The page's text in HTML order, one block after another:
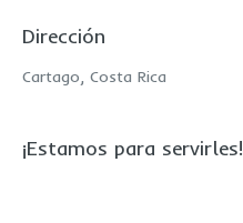
Dirección
Cartago, Costa Rica
¡Estamos para servirles!